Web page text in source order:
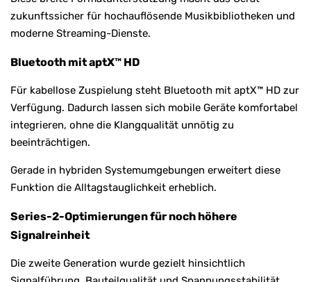
zukunftssicher für hochauflösende Musikbibliotheken und
moderne Streaming-Dienste.
Bluetooth mit aptX™ HD
Für kabellose Zuspielung steht Bluetooth mit aptX™ HD zur
Verfügung. Dadurch lassen sich mobile Geräte komfortabel
integrieren, ohne die Klangqualität unnötig zu
beeinträchtigen.
Gerade in hybriden Systemumgebungen erweitert diese
Funktion die Alltagstauglichkeit erheblich.
Series-2-Optimierungen für noch höhere
Signalreinheit
Die zweite Generation wurde gezielt hinsichtlich